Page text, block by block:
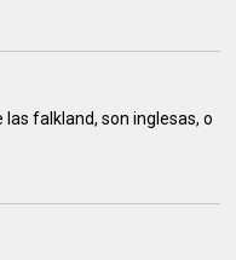
falkland, son inglesas, o